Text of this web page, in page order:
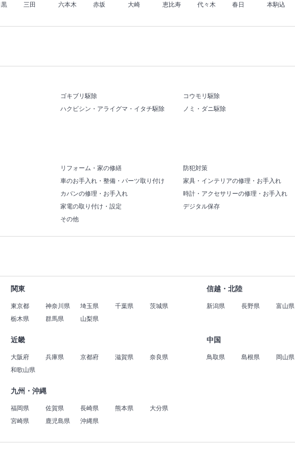
三田 六本木 赤坂 大崎 恵比寿 代々木 春日 本駒込
ゴキブリ駆除
コウモリ駆除
ハクビシン・アライグマ・イタチ駆除
ノミ・ダニ駆除
リフォーム・家の修繕
防犯対策
車のお手入れ・整備・パーツ取り付け
家具・インテリアの修理・お手入れ
カバンの修理・お手入れ
時計・アクセサリーの修理・お手入れ
家電の取り付け・設定
デジタル保存
その他
関東
東京都 神奈川県 埼玉県 千葉県
茨城県
栃木県
群馬県 山梨県
信越・北陸
新潟県 長野県 富山県
近畿
大阪府 兵庫県 京都府 滋賀県
奈良県
和歌山県
中国
鳥取県 島根県 岡山県
九州・沖縄
福岡県 佐賀県 長崎県 熊本県
大分県
宮崎県
鹿児島県 沖縄県